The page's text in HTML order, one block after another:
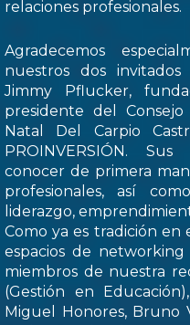
relaciones profesionales.
Agradecemos
nuestros dos
Jimmy Pflucker,
presidente del
Natal Del Carpio
PROINVERSIÓN.
conocer de primera
profesionales, así
liderazgo,
Como ya es tradición en
espacios de
miembros de nuestra
(Gestión en
Miguel Honores, Bruno